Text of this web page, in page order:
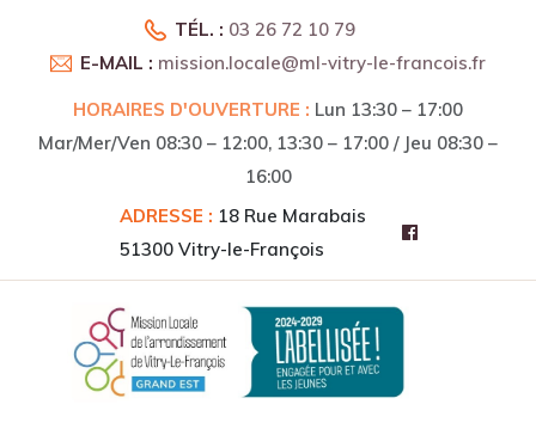
TÉL. : 03 26 72 10 79
E-MAIL : mission.locale@ml-vitry-le-francois.fr
HORAIRES D'OUVERTURE : Lun 13:30 – 17:00
Mar/Mer/Ven 08:30 – 12:00, 13:30 – 17:00 / Jeu 08:30 –
16:00
ADRESSE : 18 Rue Marabais
51300 Vitry-le-François